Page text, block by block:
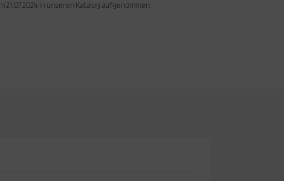
21.07.2024 in unseren Katalog aufgenommen.